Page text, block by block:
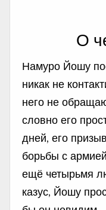
О
Намуро Йошу
никак не
него не
словно его
дней, его
борьбы с
ещё четырьмя
казус, Йошу